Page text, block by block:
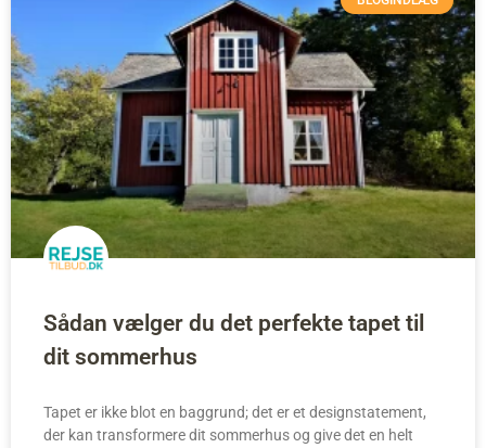
Sådan vælger du det perfekte tapet til
dit sommerhus
Tapet er ikke blot en baggrund; det er et designstatement,
der kan transformere dit sommerhus og give det en helt